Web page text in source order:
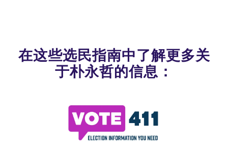
在这些选民指南中了解更多关
于朴永哲的信息：